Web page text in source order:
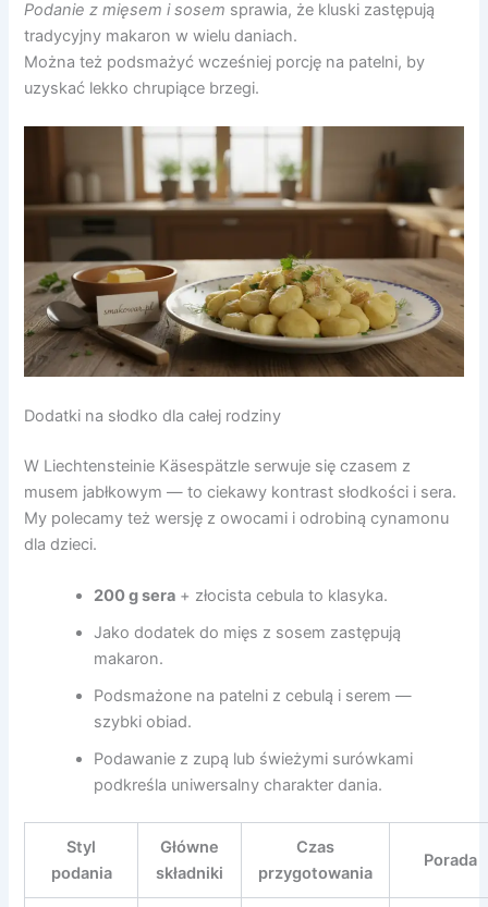
Podanie z mięsem i sosem sprawia, że kluski zastępują
tradycyjny makaron w wielu daniach.
Można też podsmażyć wcześniej porcję na patelni, by
uzyskać lekko chrupiące brzegi.
Dodatki na słodko dla całej rodziny
W Liechtensteinie Käsespätzle serwuje się czasem z
musem jabłkowym — to ciekawy kontrast słodkości i sera.
My polecamy też wersję z owocami i odrobiną cynamonu
dla dzieci.
200 g sera + złocista cebula to klasyka.
Jako dodatek do mięs z sosem zastępują
makaron.
Podsmażone na patelni z cebulą i serem —
szybki obiad.
Podawanie z zupą lub świeżymi surówkami
podkreśla uniwersalny charakter dania.
Styl
podania
Główne
składniki
Czas
przygotowania
Porada